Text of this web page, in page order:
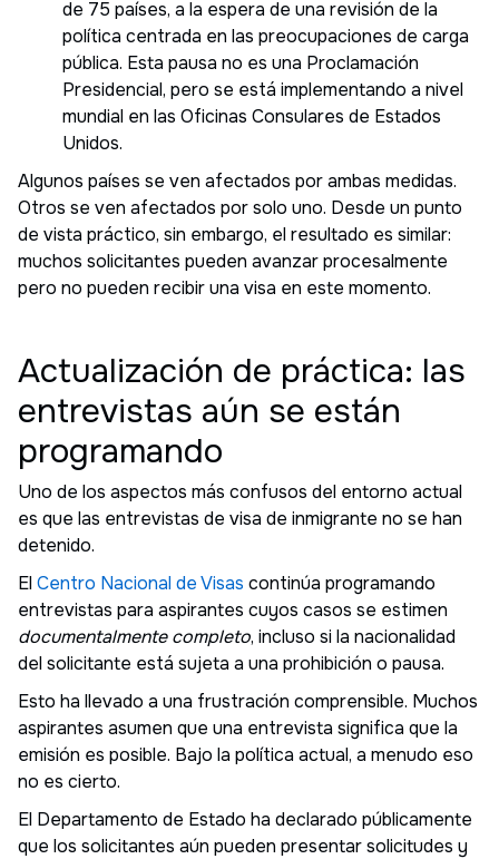
de 75 países, a la espera de una revisión de la
política centrada en las preocupaciones de carga
pública. Esta pausa no es una Proclamación
Presidencial, pero se está implementando a nivel
mundial en las Oficinas Consulares de Estados
Unidos.
Algunos países se ven afectados por ambas medidas.
Otros se ven afectados por solo uno. Desde un punto
de vista práctico, sin embargo, el resultado es similar:
muchos solicitantes pueden avanzar procesalmente
pero no pueden recibir una visa en este momento.
Actualización de práctica: las
entrevistas aún se están
programando
Uno de los aspectos más confusos del entorno actual
es que las entrevistas de visa de inmigrante no se han
detenido.
ElCentro Nacional de Visas continúa programando
entrevistas para aspirantes cuyos casos se estimen
documentalmente completo, incluso si la nacionalidad
del solicitante está sujeta a una prohibición o pausa.
Esto ha llevado a una frustración comprensible. Muchos
aspirantes asumen que una entrevista significa que la
emisión es posible. Bajo la política actual, a menudo eso
no es cierto.
El Departamento de Estado ha declarado públicamente
que los solicitantes aún pueden presentar solicitudes y